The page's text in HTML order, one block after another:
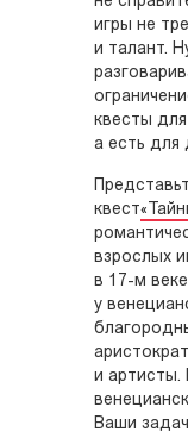
игры не
и талант.
квесты
а есть для
квест
взрослых
в 17-м
у
и артисты.
Ваши